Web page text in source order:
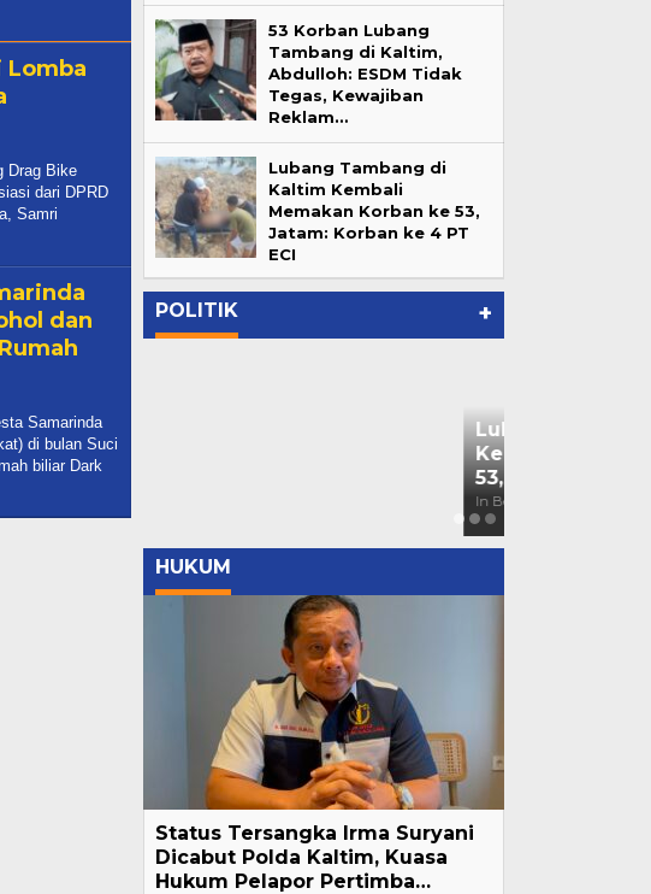
Lomba
Drag Bike
dari DPRD
Samri
dan
Samarinda
di bulan Suci
biliar Dark
53 Korban Lubang
Tambang di Kaltim,
Abdulloh: ESDM Tidak
Tegas, Kewajiban
Reklam…
Lubang Tambang di
Kaltim Kembali
Memakan Korban ke 53,
Jatam: Korban ke 4 PT
ECI
POLITIK +
DPRD
Jalur
Seko…
Pemprov
Lubang Tambang di Kaltim
Kembali Memakan Korban ke
53, Jatam: Korban ke 4 PT ECI
In Berita, Daerah, Pemprov Kaltim
HUKUM
Status Tersangka Irma Suryani
Dicabut Polda Kaltim, Kuasa
Hukum Pelapor Pertimba…